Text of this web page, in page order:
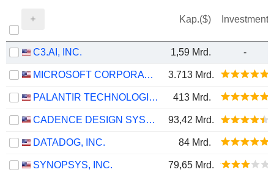
Kap.($) Investment
C3.AI, INC. 1,59 Mrd. -
MICROSOFT CORPORATION 3.713 Mrd.
PALANTIR TECHNOLOGIES INC. 413 Mrd.
CADENCE DESIGN SYSTEMS, INC. 93,42 Mrd.
DATADOG, INC. 84 Mrd.
SYNOPSYS, INC. 79,65 Mrd.